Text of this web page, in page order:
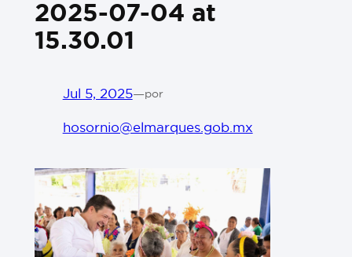
2025-07-04 at
15.30.01
Jul 5, 2025—por
hosornio@elmarques.gob.mx